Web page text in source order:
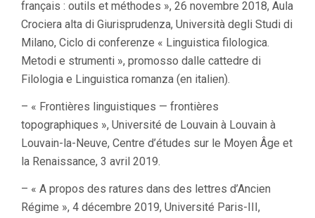
français : outils et méthodes », 26 novembre 2018, Aula
Crociera alta di Giurisprudenza, Università degli Studi di
Milano, Ciclo di conferenze « Linguistica filologica.
Metodi e strumenti », promosso dalle cattedre di
Filologia e Linguistica romanza (en italien).
– « Frontières linguistiques — frontières
topographiques », Université de Louvain à Louvain à
Louvain-la-Neuve, Centre d’études sur le Moyen Âge et
la Renaissance, 3 avril 2019.
– « A propos des ratures dans des lettres d’Ancien
Régime », 4 décembre 2019, Université Paris-III,